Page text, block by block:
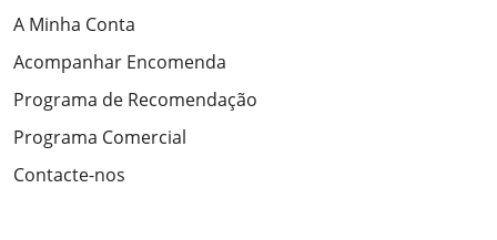
A Minha Conta
Acompanhar Encomenda
Programa de Recomendação
Programa Comercial
Contacte-nos